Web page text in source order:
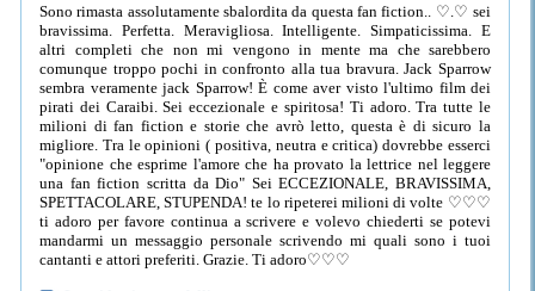
Sono rimasta assolutamente sbalordita da questa fan fiction.. ♡.♡ sei
bravissima. Perfetta. Meravigliosa. Intelligente. Simpaticissima. E
altri completi che non mi vengono in mente ma che sarebbero
comunque troppo pochi in confronto alla tua bravura. Jack Sparrow
sembra veramente jack Sparrow! È come aver visto l'ultimo film dei
pirati dei Caraibi. Sei eccezionale e spiritosa! Ti adoro. Tra tutte le
milioni di fan fiction e storie che avrò letto, questa è di sicuro la
migliore. Tra le opinioni ( positiva, neutra e critica) dovrebbe esserci
"opinione che esprime l'amore che ha provato la lettrice nel leggere
una fan fiction scritta da Dio" Sei ECCEZIONALE, BRAVISSIMA,
SPETTACOLARE, STUPENDA! te lo ripeterei milioni di volte ♡♡♡
ti adoro per favore continua a scrivere e volevo chiederti se potevi
mandarmi un messaggio personale scrivendo mi quali sono i tuoi
cantanti e attori preferiti. Grazie. Ti adoro♡♡♡